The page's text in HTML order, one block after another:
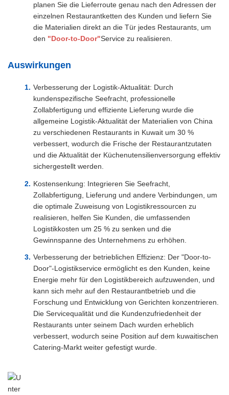
planen Sie die Lieferroute genau nach den Adressen der
einzelnen Restaurantketten des Kunden und liefern Sie
die Materialien direkt an die Tür jedes Restaurants, um
den "Door-to-Door"Service zu realisieren.
Auswirkungen
Verbesserung der Logistik-Aktualität: Durch
kundenspezifische Seefracht, professionelle
Zollabfertigung und effiziente Lieferung wurde die
allgemeine Logistik-Aktualität der Materialien von China
zu verschiedenen Restaurants in Kuwait um 30 %
verbessert, wodurch die Frische der Restaurantzutaten
und die Aktualität der Küchenutensilienversorgung effektiv
sichergestellt werden.
Kostensenkung: Integrieren Sie Seefracht,
Zollabfertigung, Lieferung und andere Verbindungen, um
die optimale Zuweisung von Logistikressourcen zu
realisieren, helfen Sie Kunden, die umfassenden
Logistikkosten um 25 % zu senken und die
Gewinnspanne des Unternehmens zu erhöhen.
Verbesserung der betrieblichen Effizienz: Der "Door-to-
Door"-Logistikservice ermöglicht es den Kunden, keine
Energie mehr für den Logistikbereich aufzuwenden, und
kann sich mehr auf den Restaurantbetrieb und die
Forschung und Entwicklung von Gerichten konzentrieren.
Die Servicequalität und die Kundenzufriedenheit der
Restaurants unter seinem Dach wurden erheblich
verbessert, wodurch seine Position auf dem kuwaitischen
Catering-Markt weiter gefestigt wurde.